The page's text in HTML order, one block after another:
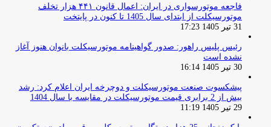
فاجعه موتورسواری در ایران: اعمال قانون ۴۴۱ هزار تخلف
موتورسیکلت از ابتدای سال 1405 تا کنون در پایتخت
31 تیر 1405 17:23
رئیس پلیس راهور: صدور گواهینامه موتورسیکلت بانوان هنوز آغاز
نشده است
30 تیر 1405 16:14
پیشکسوت صنعت موتورسیکلت و دوچرخه ایران اعلام کرد: رشد
بیش از 2 برابری قیمت موتورسیکلت در مقایسه با سال 1404
29 تیر 1405 11:19